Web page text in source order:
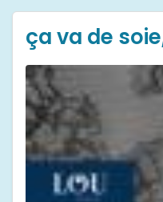
ça va de